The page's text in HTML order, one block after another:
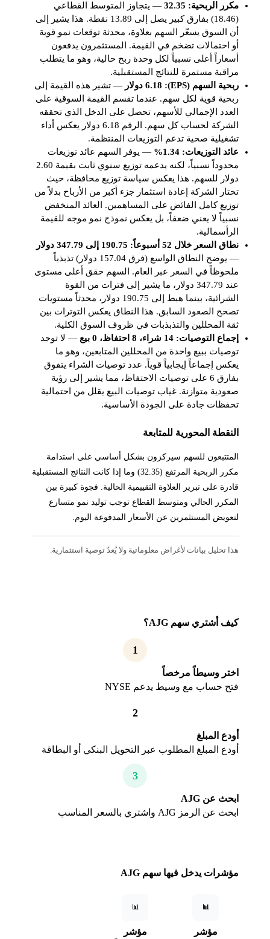
مكرر الربحية: 32.35
— يتجاوز المتوسط القطاعي
(18.46) بفارق كبير يصل إلى 13.89 نقطة. هذا يشير إلى
أن السوق يسعّر السهم بعلاوة، محدثة توقعات نمو قوية
أو احتمالات تضخم في القيمة. المستثمرون يدفعون
أسعاراً أعلى نسبياً لكل وحدة ربح حالية، وهو ما يتطلب
مراقبة مستمرة للنتائج المستقبلية.
ربحية السهم (EPS): 6.18 دولار
— تشير هذه القيمة إلى
ربحية قوية لكل سهم. عندما تقسم القيمة السوقية على
العدد الإجمالي للأسهم، تحصل على الدخل الذي تحققه
الشركة لحساب كل سهم. الرقم 6.18 دولار يعكس أداء
تشغيلية صحية تدعم التوزيعات المنتظمة.
عائد التوزيعات: 1.34%
— يوفر السهم عائد توزيعات
محدوداً نسبياً، لكنه يدعمه توزيع سنوي ثابت بقيمة 2.60
دولار للسهم. هذا يعكس سياسة توزيع محافظة، حيث
تختار الشركة إعادة استثمار جزء أكبر من الأرباح بدلاً من
توزيع كامل الفائض على المساهمين. العائد المنخفض
نسبياً لا يعني ضعفاً، بل يعكس نموذج نمو موجه للقيمة
الرأسمالية.
نطاق السعر خلال 52 أسبوعاً: 190.75 إلى 347.79 دولار
— يوضح النطاق الواسع (فرق 157.04 دولار) تذبذباً
ملحوظاً في السعر عبر العام. السهم حقق أعلى مستوى
عند 347.79 دولار، ما يشير إلى فترات من القوة
الشرائية، بينما هبط إلى 190.75 دولار، محدثاً مستويات
تصحح الصعود السابق. هذا النطاق يعكس التوترات بين
ثقة المحللين والتذبذبات في ظروف السوق الكلية.
إجماع التوصيات: 14 شراء، 8 احتفاظ، 0 بيع
— لا توجد
توصيات ببيع واحدة من المحللين المتابعين، وهو ما
يعكس إجماعاً إيجابياً قوياً. عدد توصيات الشراء يتفوق
بفارق 6 على توصيات الاحتفاظ، مما يشير إلى رؤية
صعودية متوازنة. غياب توصيات البيع يقلل من احتمالية
تحفظات جادة على الجودة الأساسية.
النقطة المحورية للمتابعة
المتتبعون للسهم سيركزون بشكل أساسي على استدامة
مكرر الربحية المرتفع (32.35) وما إذا كانت النتائج المستقبلية
قادرة على تبرير العلاوة التقييمية الحالية. فجوة كبيرة بين
المكرر الحالي ومتوسط القطاع توجب توليد نمو متسارع
لتعويض المستثمرين عن الأسعار المدفوعة اليوم.
هذا تحليل بيانات لأغراض معلوماتية ولا يُعدّ توصية استثمارية.
كيف أشتري سهم AJG؟
1
اختر وسيطاً مرخصاً
فتح حساب مع وسيط يدعم NYSE
2
أودع المبلغ
أودع المبلغ المطلوب عبر التحويل البنكي أو البطاقة
3
ابحث عن AJG
ابحث عن الرمز AJG واشتري بالسعر المناسب
مؤشرات يدخل فيها سهم AJG
📊
مؤشر
📊
مؤشر